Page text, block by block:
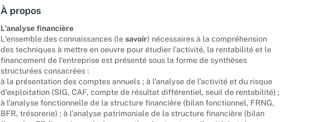
À propos
L'analyse financière
L'ensemble des connaissances (le savoir) nécessaires à la compréhension
des techniques à mettre en oeuvre pour étudier l'activité, la rentabilité et le
financement de l'entreprise est présenté sous la forme de synthèses
structurées consacrées :
à la présentation des comptes annuels ; à l'analyse de l'activité et du risque
d'exploitation (SIG, CAF, compte de résultat différentiel, seuil de rentabilité) ;
à l'analyse fonctionnelle de la structure financière (bilan fonctionnel, FRNG,
BFR, trésorerie) ; à l'analyse patrimoniale de la structure financière (bilan